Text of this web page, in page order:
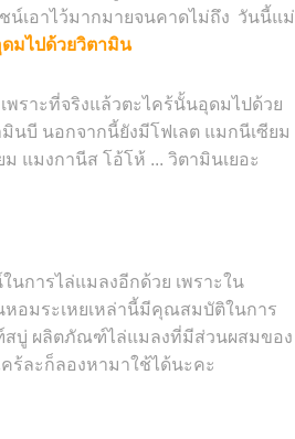
เอาไว้มากมายจนคาดไม่ถึง วันนี้แม่
ดมไปด้วยวิตามิน
าะที่จริงแล้วตะไคร้นั้นอุดมไปด้วย
นบี นอกจากนี้ยังมีโฟเลต แมกนีเซียม
แมงกานีส โอ้โห้ ... วิตามินเยอะ
ารไล่แมลงอีกด้วย เพราะใน
อมระเหยเหล่านี้มีคุณสมบัติในการ
สบู่ ผลิตภัณฑ์ไล่แมลงที่มีส่วนผสมของ
ร้ละก็ลองหามาใช้ได้นะคะ